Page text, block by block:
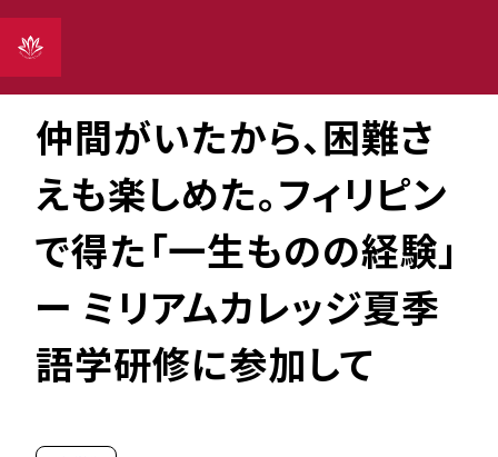
2026年02月16日
仲間がいたから、困難さ
えも楽しめた。フィリピン
で得た「一生ものの経験」
ー ミリアムカレッジ夏季
語学研修に参加して